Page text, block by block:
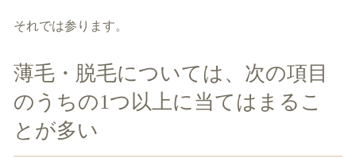
それでは参ります。
薄毛・脱毛については、次の項目
のうちの1つ以上に当てはまるこ
とが多い